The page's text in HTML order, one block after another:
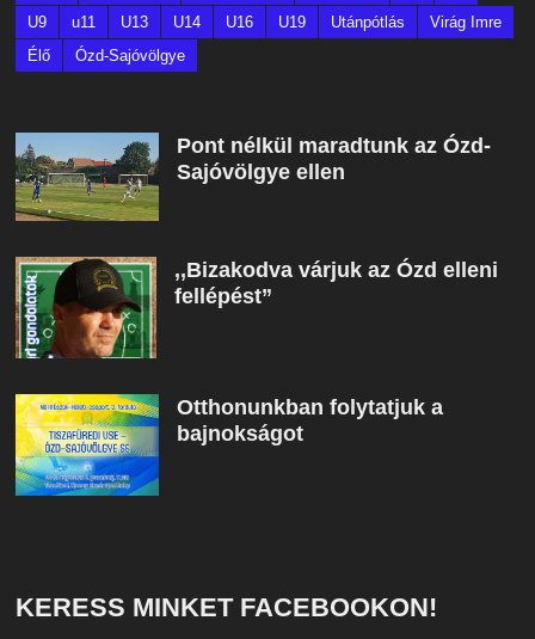
U9
u11 U13 U14 U16 U19 Utánpótlás
Virág Imre
Élő
Ózd-Sajóvölgye
Pont nélkül maradtunk az Ózd-
Sajóvölgye ellen
,,Bizakodva várjuk az Ózd elleni
fellépést”
Otthonunkban folytatjuk a
bajnokságot
KERESS MINKET FACEBOOKON!